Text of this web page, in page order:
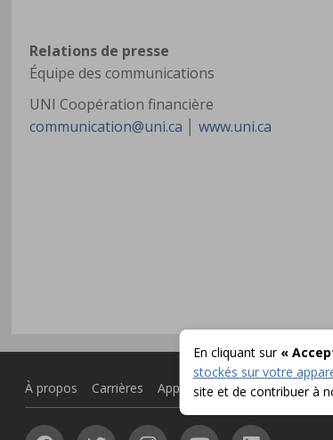
En cliquant sur «
stockés sur votre
site et de contribuer à
Relations de presse
Équipe des communications
UNI Coopération financière
communication@uni.ca │www.uni.ca
À propos Carrières Appel d'offres